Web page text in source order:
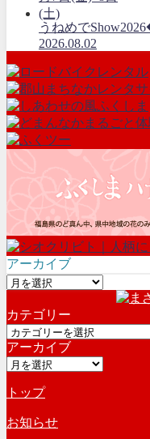
うねめで
2026.08.02
アーカイブ
ア
カ
イ
ブ
カテゴリー
カ
テ
ゴ
ー
アーカイブ
ア
カ
イ
ブ
トップ
お知らせ